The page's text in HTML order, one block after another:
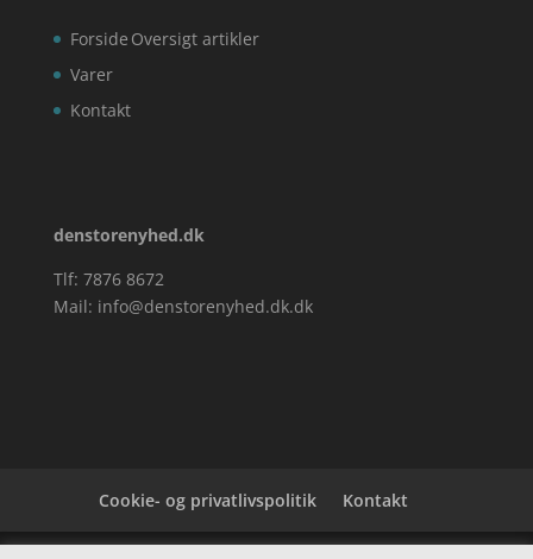
Forside
Varer
Kontakt
Oversigt artikler
denstorenyhed.dk
Tlf: 7876 8672
Mail: info@denstorenyhed.dk.dk
Cookie- og privatlivspolitik Kontakt